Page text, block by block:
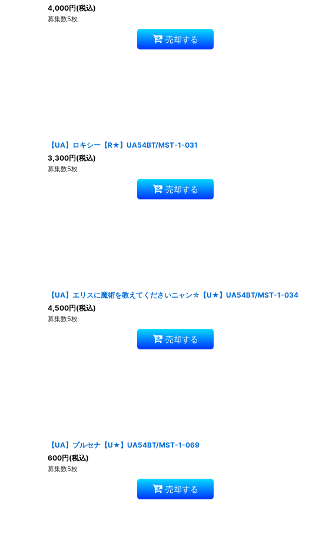
4,000円(税込)
募集数5枚
売却する
【UA】ロキシー【R★】UA54BT/MST-1-031
3,300円(税込)
募集数5枚
売却する
【UA】エリスに魔術を教えてくださいニャン☆【U★】UA54BT/MST-1-034
4,500円(税込)
募集数5枚
売却する
【UA】プルセナ【U★】UA54BT/MST-1-069
600円(税込)
募集数5枚
売却する